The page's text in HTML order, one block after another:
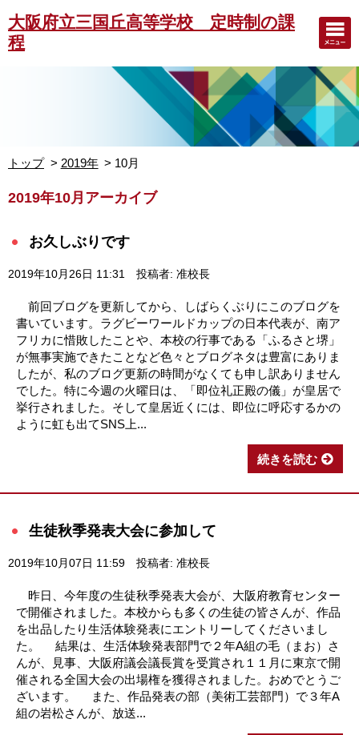
大阪府立三国丘高等学校 定時制の課
程
トップ 2019年 10月
2019年10月アーカイブ
お久しぶりです
2019年10月26日 11:31 投稿者: 准校長
前回ブログを更新してから、しばらくぶりにこのブログを
書いています。ラグビーワールドカップの日本代表が、南ア
フリカに惜敗したことや、本校の行事である「ふるさと堺」
が無事実施できたことなど色々とブログネタは豊富にありま
したが、私のブログ更新の時間がなくても申し訳ありません
でした。特に今週の火曜日は、「即位礼正殿の儀」が皇居で
挙行されました。そして皇居近くには、即位に呼応するかの
ように虹も出てSNS上...
続きを読む
生徒秋季発表大会に参加して
2019年10月07日 11:59 投稿者: 准校長
昨日、今年度の生徒秋季発表大会が、大阪府教育センター
で開催されました。本校からも多くの生徒の皆さんが、作品
を出品したり生活体験発表にエントリーしてくださいまし
た。 結果は、生活体験発表部門で２年A組の毛（まお）さ
んが、見事、大阪府議会議長賞を受賞され１１月に東京で開
催される全国大会の出場権を獲得されました。おめでとうご
ざいます。 また、作品発表の部（美術工芸部門）で３年A
組の岩松さんが、放送...